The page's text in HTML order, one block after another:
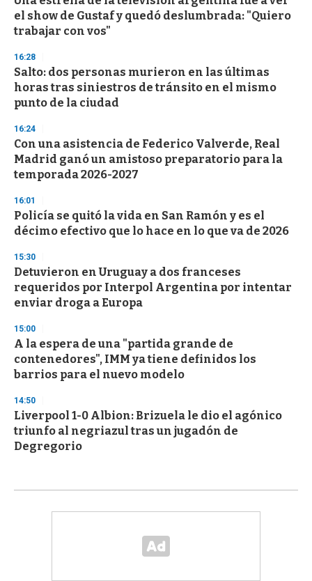
c
o
n
el show de Gustaf y quedó deslumbrada: "Quiero
trabajar con vos"
16:28
Salto: dos personas murieron en las últimas
horas tras siniestros de tránsito en el mismo
punto de la ciudad
16:24
Con una asistencia de Federico Valverde, Real
Madrid ganó un amistoso preparatorio para la
temporada 2026-2027
16:01
Policía se quitó la vida en San Ramón y es el
décimo efectivo que lo hace en lo que va de 2026
15:30
Detuvieron en Uruguay a dos franceses
requeridos por Interpol Argentina por intentar
enviar droga a Europa
15:00
A la espera de una "partida grande de
contenedores", IMM ya tiene definidos los
barrios para el nuevo modelo
14:50
Liverpool 1-0 Albion: Brizuela le dio el agónico
triunfo al negriazul tras un jugadón de
Degregorio